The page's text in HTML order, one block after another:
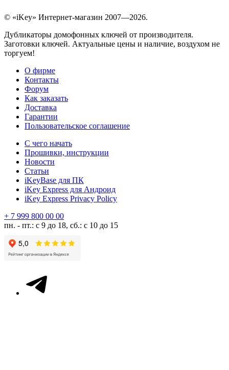
© «iKey» Интернет-магазин 2007—2026.
Дубликаторы домофонных ключей от производителя.
Заготовки ключей. Актуальные цены и наличие, воздухом не
торгуем!
О фирме
Контакты
Форум
Как заказать
Доставка
Гарантии
Пользовательское соглашение
С чего начать
Прошивки, инструкции
Новости
Статьи
iKeyBase для ПК
iKey Express для Андроид
iKey Express Privacy Policy
+ 7 999 800 00 00
пн. - пт.: с 9 до 18, сб.: с 10 до 15